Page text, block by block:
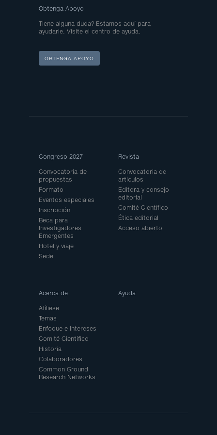
Obtenga Apoyo
Tiene alguna duda? Estamos aquí para
ayudarle. Visite el centro de ayuda.
OBTENGA APOYO
Map
Congreso 2027
Convocatoria de
propuestas
Formato
Eventos especiales
Inscripción
Beca para
Investigadores
Emergentes
Hotel y viaje
Sede
Revista
Convocatoria de
artículos
Editora y consejo
editorial
Comité Científico
Ética editorial
Acceso abierto
Acerca de
Afíliese
Temas
Enfoque e Intereses
Comité Científico
Historia
Colaboradores
Common Ground
Research Networks
Ayuda